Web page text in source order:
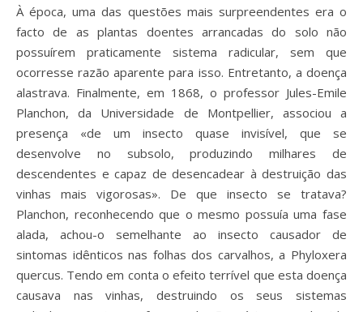
À época, uma das questões mais surpreendentes era o
facto de as plantas doentes arrancadas do solo não
possuírem praticamente sistema radicular, sem que
ocorresse razão aparente para isso. Entretanto, a doença
alastrava. Finalmente, em 1868, o professor Jules-Emile
Planchon, da Universidade de Montpellier, associou a
presença «de um insecto quase invisível, que se
desenvolve no subsolo, produzindo milhares de
descendentes e capaz de desencadear à destruição das
vinhas mais vigorosas». De que insecto se tratava?
Planchon, reconhecendo que o mesmo possuía uma fase
alada, achou-o semelhante ao insecto causador de
sintomas idênticos nas folhas dos carvalhos, a Phyloxera
quercus. Tendo em conta o efeito terrível que esta doença
causava nas vinhas, destruindo os seus sistemas